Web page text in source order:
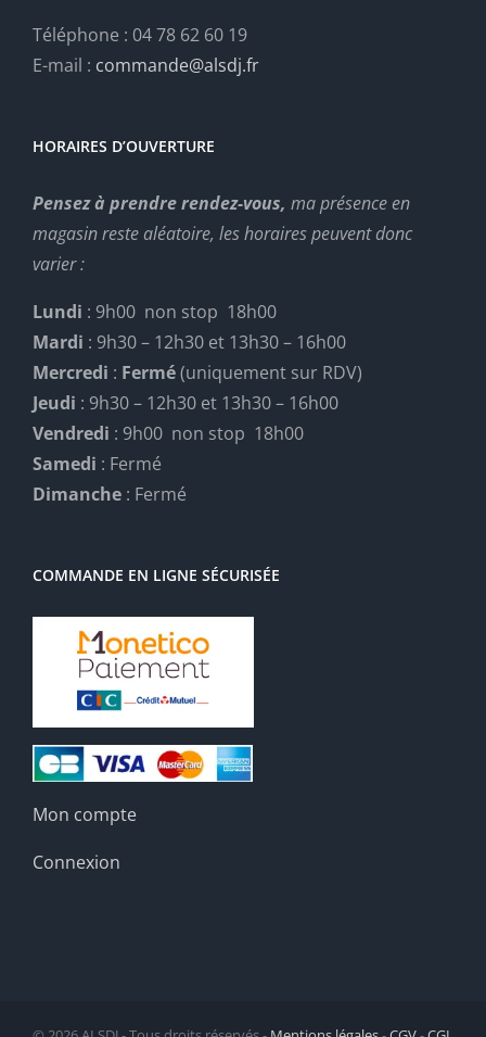
Téléphone : 04 78 62 60 19
E-mail : commande@alsdj.fr
HORAIRES D’OUVERTURE
Pensez à prendre rendez-vous, ma présence en
magasin reste aléatoire, les horaires peuvent donc
varier :
Lundi : 9h00 non stop 18h00
Mardi : 9h30 – 12h30 et 13h30 – 16h00
Mercredi : Fermé(uniquement sur RDV)
Jeudi : 9h30 – 12h30 et 13h30 – 16h00
Vendredi : 9h00 non stop 18h00
Samedi : Fermé
Dimanche : Fermé
COMMANDE EN LIGNE SÉCURISÉE
Mon compte
Connexion